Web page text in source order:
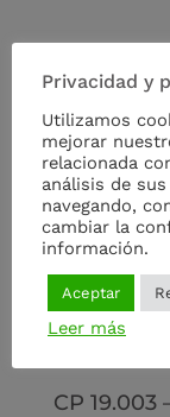
Ana
Calle
CP 19.003
Privacidad y
Utilizamos
mejorar
relacionada
análisis de
navegando,
cambiar la
información.
Aceptar
Leer más